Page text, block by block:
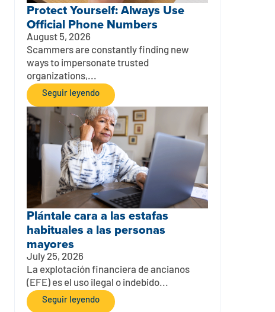
Protect Yourself: Always Use
Official Phone Numbers
August 5, 2026
Scammers are constantly finding new
ways to impersonate trusted
organizations,...
Seguir leyendo
Plántale cara a las estafas
habituales a las personas
mayores
July 25, 2026
La explotación financiera de ancianos
(EFE) es el uso ilegal o indebido...
Seguir leyendo